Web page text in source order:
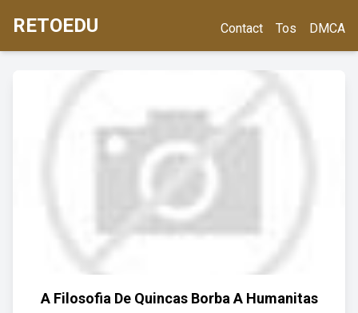
RETOEDU Contact Tos DMCA
A Filosofia De Quincas Borba A Humanitas